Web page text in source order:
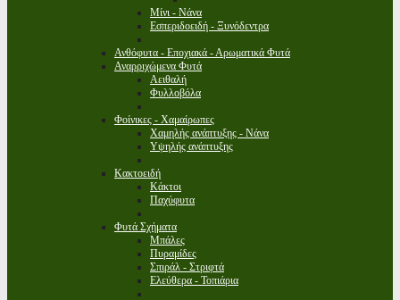
Μίνι - Νάνα
Εσπεριδοειδή - Ξυνόδεντρα
Ανθόφυτα - Εποχιακά - Αρωματικά Φυτά
Αναρριχώμενα Φυτά
Αειθαλή
Φυλλοβόλα
Φοίνικες - Χαμαίρωπες
Χαμηλής ανάπτυξης - Νάνα
Υψηλής ανάπτυξης
Κακτοειδή
Κάκτοι
Παχύφυτα
Φυτά Σχήματα
Μπάλες
Πυραμίδες
Σπιράλ - Στριφτά
Ελεύθερα - Τοπιάρια